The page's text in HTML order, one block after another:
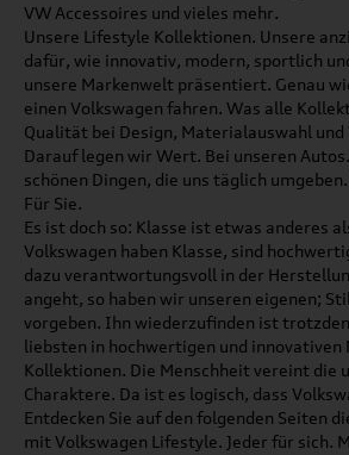
VW Accessoires und vieles mehr.
Unsere Lifestyle Kollektionen. Unsere
dafür, wie innovativ, modern, sportlich
unsere Markenwelt präsentiert. Genau
einen Volkswagen fahren. Was alle
Qualität bei Design, Materialauswahl
Darauf legen wir Wert. Bei unseren
schönen Dingen, die uns täglich
Für Sie.
Es ist doch so: Klasse ist etwas anderes
Volkswagen haben Klasse, sind
dazu verantwortungsvoll in der
angeht, so haben wir unseren eigenen;
vorgeben. Ihn wiederzufinden ist
liebsten in hochwertigen und innovativen
Kollektionen. Die Menschheit vereint die
Charaktere. Da ist es logisch, dass
Entdecken Sie auf den folgenden Seiten
mit Volkswagen Lifestyle. Jeder für sich.